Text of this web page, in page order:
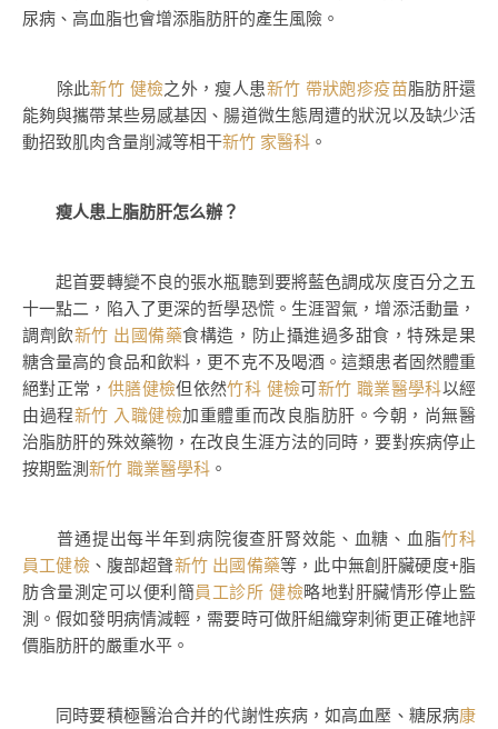
尿病、高血脂也會增添脂肪肝的產生風險。
除此新竹 健檢之外，瘦人患新竹 帶狀皰疹疫苗脂肪肝還
能夠與攜帶某些易感基因、腸道微生態周遭的狀況以及缺少活
動招致肌肉含量削減等相干新竹 家醫科 。
瘦人患上脂肪肝怎么辦？
起首要轉變不良的張水瓶聽到要將藍色調成灰度百分之五
十一點二，陷入了更深的哲學恐慌。生涯習氣，增添活動量，
調劑飲新竹 出國備藥食構造，防止攝進過多甜食，特殊是果
糖含量高的食品和飲料，更不克不及喝酒。這類患者固然體重
絕對正常， 供膳健檢但依然竹科 健檢可新竹 職業醫學科以經
由過程新竹 入職健檢加重體重而改良脂肪肝。今朝，尚無醫
治脂肪肝的殊效藥物，在改良生涯方法的同時，要對疾病停止
按期監測新竹 職業醫學科 。
普通提出每半年到病院復查肝腎效能、血糖、血脂竹科
員工健檢、腹部超聲新竹 出國備藥等，此中無創肝臟硬度+脂
肪含量測定可以便利簡員工診所 健檢略地對肝臟情形停止監
測。假如發明病情減輕，需要時可做肝組織穿刺術更正確地評
價脂肪肝的嚴重水平。
同時要積極醫治合并的代謝性疾病，如高血壓、糖尿病康